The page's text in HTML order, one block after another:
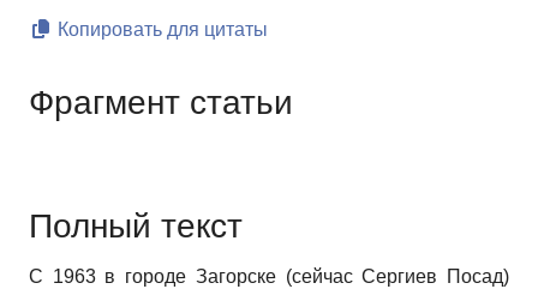
Копировать для цитаты
Фрагмент статьи
Полный текст
С 1963 в городе Загорске (сейчас Сергиев Посад)